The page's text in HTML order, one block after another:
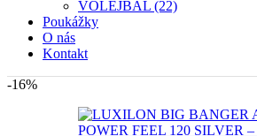
VOLEJBAL (22)
Poukážky
O nás
Kontakt
-16%